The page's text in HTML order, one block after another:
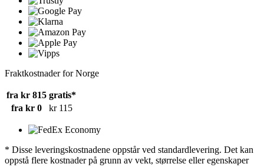
Fraktkostnader for Norge
fra kr 815 gratis*
fra kr 0
kr 115
* Disse leveringskostnadene oppstår ved standardlevering. Det kan
oppstå flere kostnader på grunn av vekt, størrelse eller egenskaper